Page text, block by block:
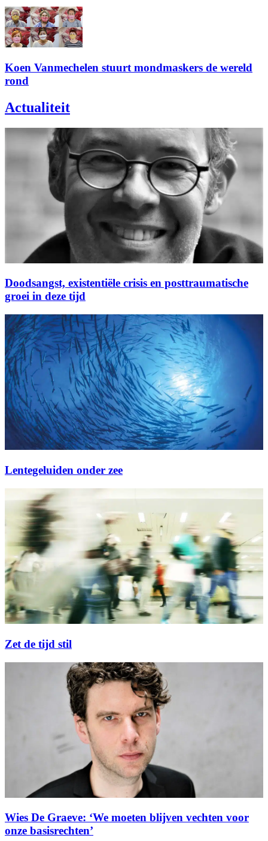
Koen Vanmechelen stuurt mondmaskers de wereld
rond
Actualiteit
Doodsangst, existentiële crisis en posttraumatische
groei in deze tijd
Lentegeluiden onder zee
Zet de tijd stil
Wies De Graeve: ‘We moeten blijven vechten voor
onze basisrechten’